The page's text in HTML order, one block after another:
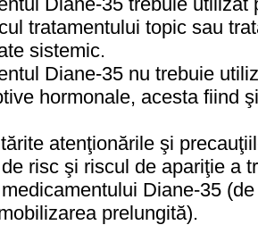
tratamentului topic sau
sistemic.
Diane-35 nu trebuie
hormonale, acesta fiind
atenţionările şi
risc şi riscul de apariţie a
Diane-35
prelungită).